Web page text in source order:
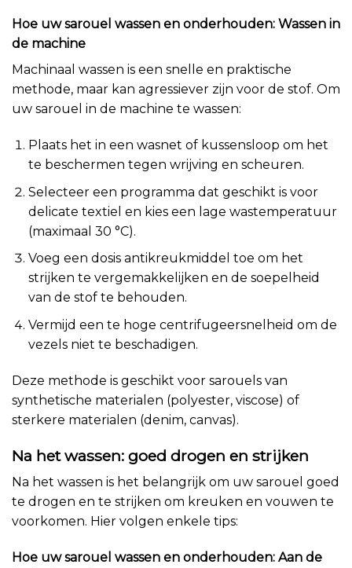
Hoe uw sarouel wassen en onderhouden: Wassen in
de machine
Machinaal wassen is een snelle en praktische
methode, maar kan agressiever zijn voor de stof. Om
uw sarouel in de machine te wassen:
Plaats het in een wasnet of kussensloop om het
te beschermen tegen wrijving en scheuren.
Selecteer een programma dat geschikt is voor
delicate textiel en kies een lage wastemperatuur
(maximaal 30 °C).
Voeg een dosis antikreukmiddel toe om het
strijken te vergemakkelijken en de soepelheid
van de stof te behouden.
Vermijd een te hoge centrifugeersnelheid om de
vezels niet te beschadigen.
Deze methode is geschikt voor sarouels van
synthetische materialen (polyester, viscose) of
sterkere materialen (denim, canvas).
Na het wassen: goed drogen en strijken
Na het wassen is het belangrijk om uw sarouel goed
te drogen en te strijken om kreuken en vouwen te
voorkomen. Hier volgen enkele tips:
Hoe uw sarouel wassen en onderhouden: Aan de